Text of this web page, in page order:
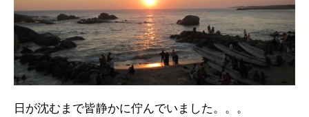
日が沈むまで皆静かに佇んでいました。。。